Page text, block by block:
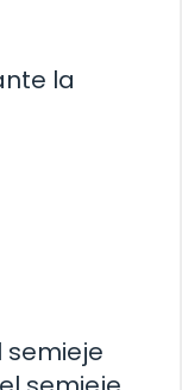
la
semieje